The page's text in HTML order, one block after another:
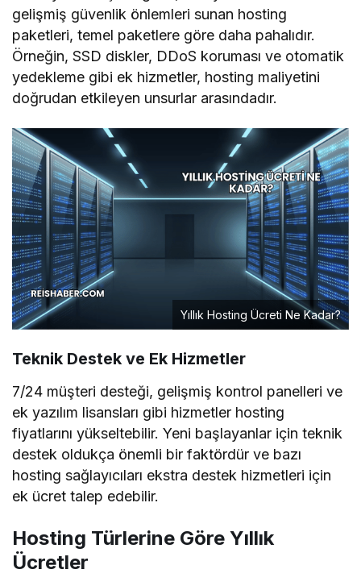
gelişmiş güvenlik önlemleri sunan hosting
paketleri, temel paketlere göre daha pahalıdır.
Örneğin, SSD diskler, DDoS koruması ve otomatik
yedekleme gibi ek hizmetler, hosting maliyetini
doğrudan etkileyen unsurlar arasındadır.
Yıllık Hosting Ücreti Ne Kadar?
Teknik Destek ve Ek Hizmetler
7/24 müşteri desteği, gelişmiş kontrol panelleri ve
ek yazılım lisansları gibi hizmetler hosting
fiyatlarını yükseltebilir. Yeni başlayanlar için teknik
destek oldukça önemli bir faktördür ve bazı
hosting sağlayıcıları ekstra destek hizmetleri için
ek ücret talep edebilir.
Hosting Türlerine Göre Yıllık
Ücretler